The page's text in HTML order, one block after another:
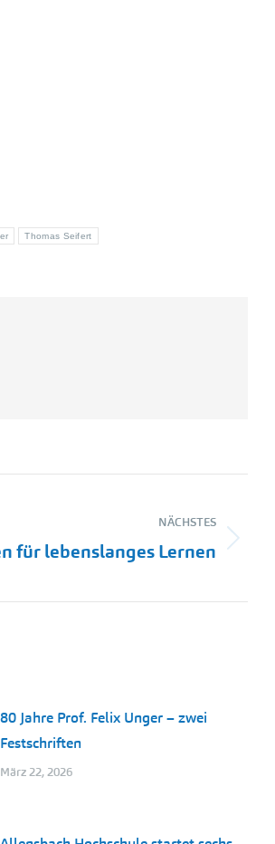
Thomas Seifert
NÄCHSTES
für lebenslanges Lernen
80 Jahre Prof. Felix Unger – zwei
Festschriften
März 22, 2026